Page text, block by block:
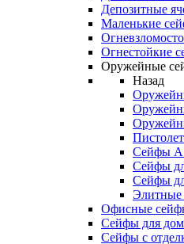
Депозитные
Маленькие
Огнестойкие
Оружейные
Назад
Сейфы
Сейфы
Сейфы
Элитные
Офисные
Сейфы для
Сейфы с